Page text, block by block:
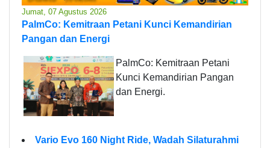
Jumat, 07 Agustus 2026
PalmCo: Kemitraan Petani Kunci Kemandirian
Pangan dan Energi
PalmCo: Kemitraan Petani
Kunci Kemandirian Pangan
dan Energi.
Vario Evo 160 Night Ride, Wadah Silaturahmi